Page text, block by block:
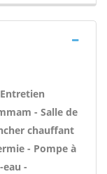
- Salle de
chauffant
- Pompe à
-